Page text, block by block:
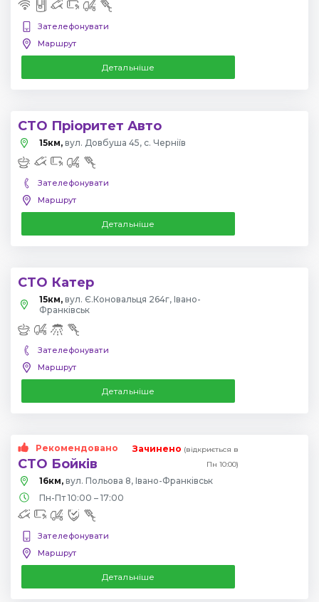
Зателефонувати
Маршрут
Детальніше
СТО Пріоритет Авто
15км, вул. Довбуша 45, с. Черніїв
Зателефонувати
Маршрут
Детальніше
СТО Катер
15км, вул. Є.Коновальця 264г, Івано-
Франківськ
Зателефонувати
Маршрут
Детальніше
Рекомендовано
СТО Бойків
Зачинено (відкриється в
Пн 10:00)
16км, вул. Польова 8, Івано-Франківськ
Пн-Пт 10:00 – 17:00
Зателефонувати
Маршрут
Детальніше